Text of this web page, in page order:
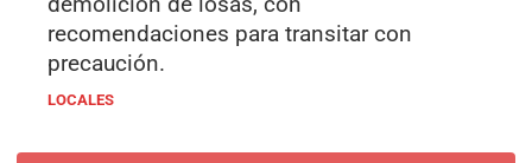
recomendaciones para transitar con
precaución.
LOCALES